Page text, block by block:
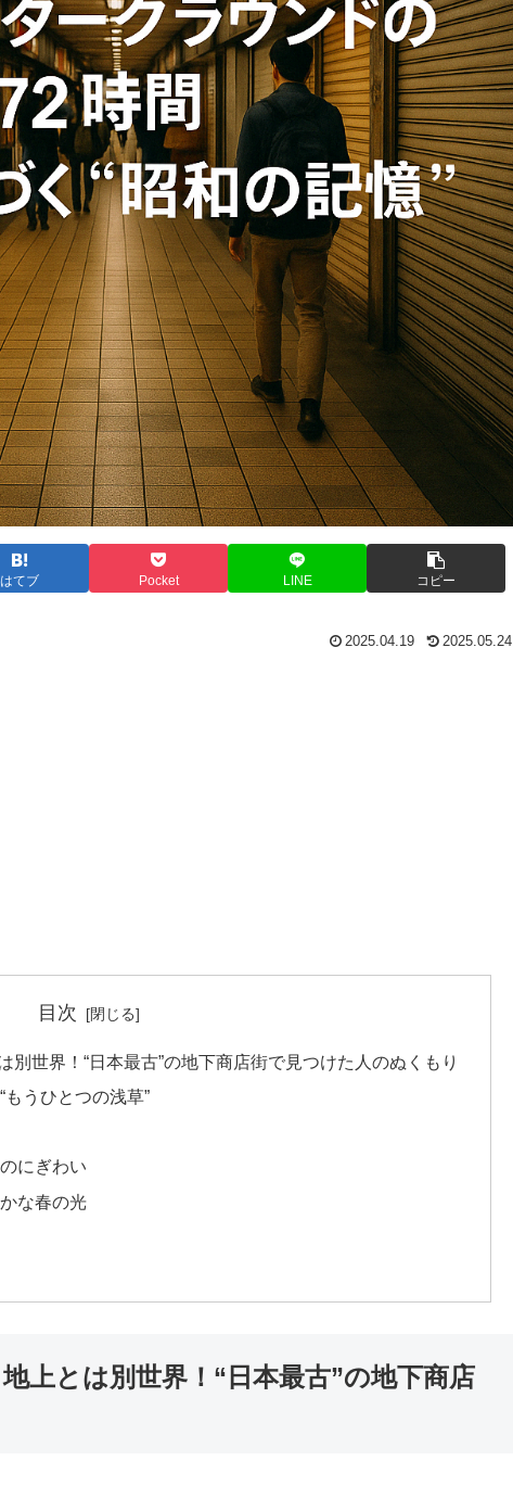
はてブ Pocket LINE コピー
2025.04.19 2025.05.24
目次
世界！“日本最古”の地下商店街で見つけた人のぬくもり
うひとつの浅草”
にぎわい
な春の光
上とは別世界！“日本最古”の地下商店